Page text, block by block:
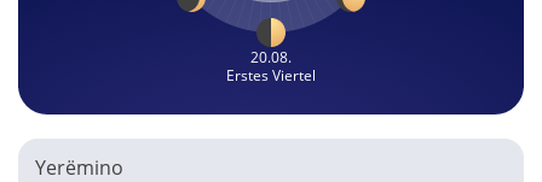
20.08.
Erstes Viertel
Yerëmino